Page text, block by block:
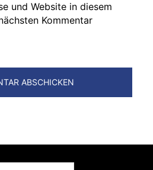
und Website in diesem
Kommentar